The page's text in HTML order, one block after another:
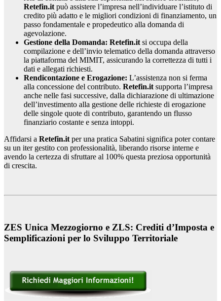
Retefin.it può assistere l’impresa nell’individuare l’istituto di
credito più adatto e le migliori condizioni di finanziamento, un
passo fondamentale e propedeutico alla domanda di
agevolazione.
Gestione della Domanda: Retefin.it si occupa della
compilazione e dell’invio telematico della domanda attraverso
la piattaforma del MIMIT, assicurando la correttezza di tutti i
dati e allegati richiesti.
Rendicontazione e Erogazione: L’assistenza non si ferma
alla concessione del contributo. Retefin.it supporta l’impresa
anche nelle fasi successive, dalla dichiarazione di ultimazione
dell’investimento alla gestione delle richieste di erogazione
delle singole quote di contributo, garantendo un flusso
finanziario costante e senza intoppi.
Affidarsi a Retefin.it per una pratica Sabatini significa poter contare
su un iter gestito con professionalità, liberando risorse interne e
avendo la certezza di sfruttare al 100% questa preziosa opportunità
di crescita.
ZES Unica Mezzogiorno e ZLS: Crediti d’Imposta e
Semplificazioni per lo Sviluppo Territoriale